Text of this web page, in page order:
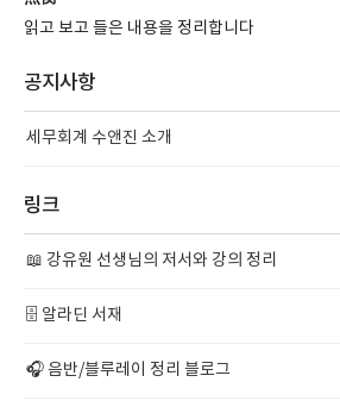
읽고 보고 들은 내용을 정리합니다
공지사항
세무회계 수앤진 소개
링크
📖 강유원 선생님의 저서와 강의 정리
🗄️ 알라딘 서재
🎧 음반/블루레이 정리 블로그